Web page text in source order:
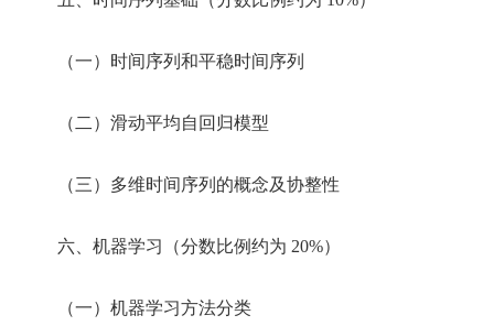
（一）时间序列和平稳时间序列
（二）滑动平均自回归模型
（三）多维时间序列的概念及协整性
六、机器学习（分数比例约为 20%）
（一）机器学习方法分类